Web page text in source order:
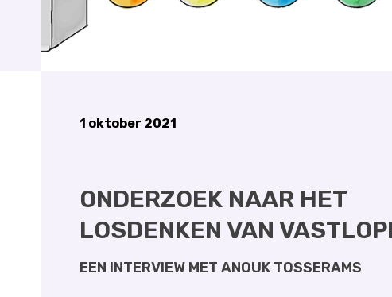
1 oktober 2021
ONDERZOEK NAAR HET
LOSDENKEN VAN
EEN INTERVIEW MET ANOUK TOSSERAMS